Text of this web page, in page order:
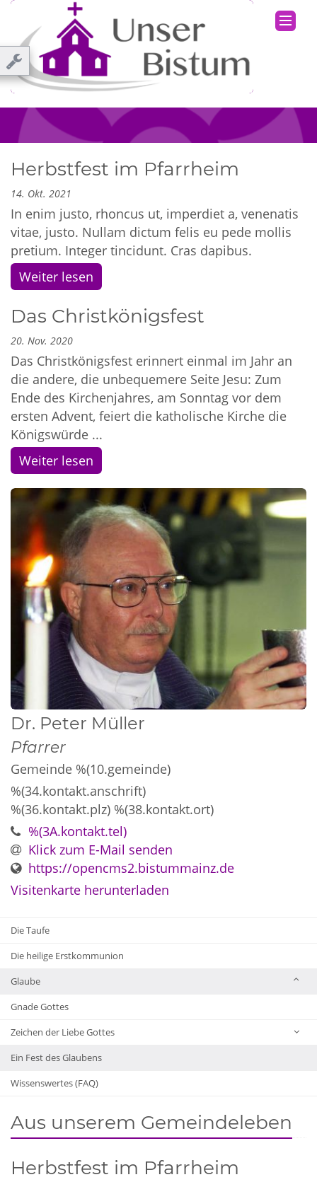
Herbstfest im Pfarrheim
14. Okt. 2021
In enim justo, rhoncus ut, imperdiet a, venenatis
vitae, justo. Nullam dictum felis eu pede mollis
pretium. Integer tincidunt. Cras dapibus.
Weiter lesen
Das Christkönigsfest
20. Nov. 2020
Das Christkönigsfest erinnert einmal im Jahr an
die andere, die unbequemere Seite Jesu: Zum
Ende des Kirchenjahres, am Sonntag vor dem
ersten Advent, feiert die katholische Kirche die
Königswürde ...
Weiter lesen
Dr. Peter Müller
Pfarrer
Gemeinde %(10.gemeinde)
%(34.kontakt.anschrift)
%(36.kontakt.plz) %(38.kontakt.ort)
%(3A.kontakt.tel)
Klick zum E-Mail senden
https://opencms2.bistummainz.de
Visitenkarte herunterladen
Die Taufe
Die heilige Erstkommunion
Glaube
Gnade Gottes
Zeichen der Liebe Gottes
Ein Fest des Glaubens
Wissenswertes (FAQ)
Aus unserem Gemeindeleben
Herbstfest im Pfarrheim